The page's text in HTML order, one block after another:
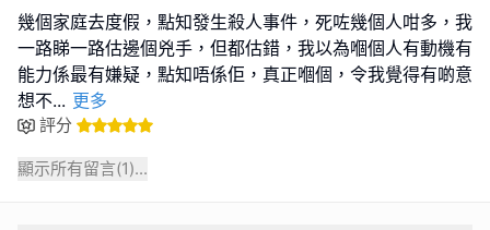
幾個家庭去度假，點知發生殺人事件，死咗幾個人咁多，我
一路睇一路估邊個兇手，但都估錯，我以為嗰個人有動機有
能力係最有嫌疑，點知唔係佢，真正嗰個，令我覺得有啲意
想不... 更多
評分
顯示所有留言(1)...